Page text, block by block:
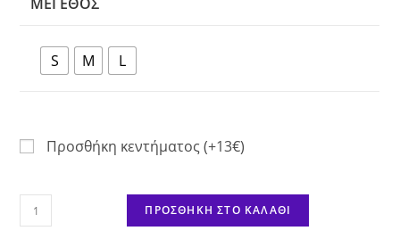
S M L
Προσθήκη κεντήματος (+13€)
Karpuzakia
ποσότητα
ΠΡΟΣΘΉΚΗ ΣΤΟ ΚΑΛΆΘΙ